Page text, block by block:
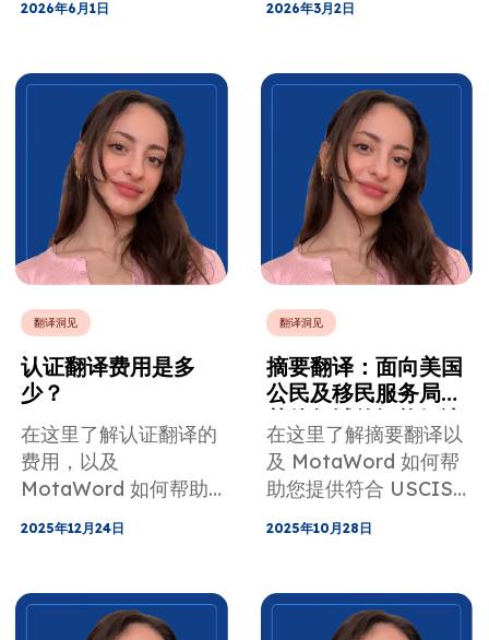
OPI 等新工作机会。
2026年6月1日 2026年3月2日
翻译洞见
认证翻译费用是多
少？
在这里了解认证翻译的
费用，以及
MotaWord 如何帮助
您提供符合 USCIS 要
求的文件翻译。
2025年12月24日
翻译洞见
摘要翻译：面向美国
公民及移民服务局及
其他领域的智能解决
方案
在这里了解摘要翻译以
及 MotaWord 如何帮
助您提供符合 USCIS
要求的文件翻译。
2025年10月28日